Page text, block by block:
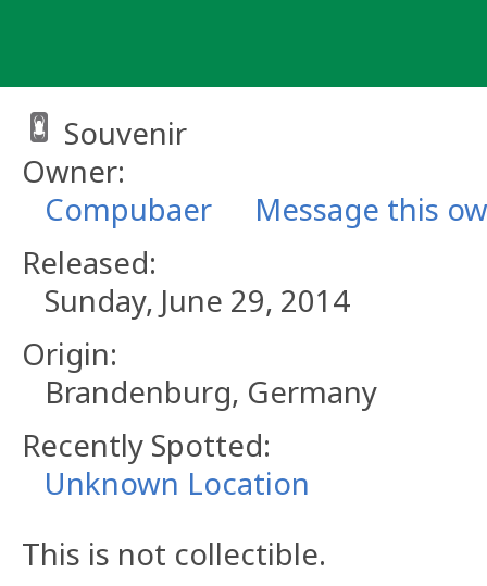
Souvenir
Owner:
Compubaer
Message this
Released:
Sunday, June 29, 2014
Origin:
Brandenburg, Germany
Recently Spotted:
Unknown Location
This is not collectible.